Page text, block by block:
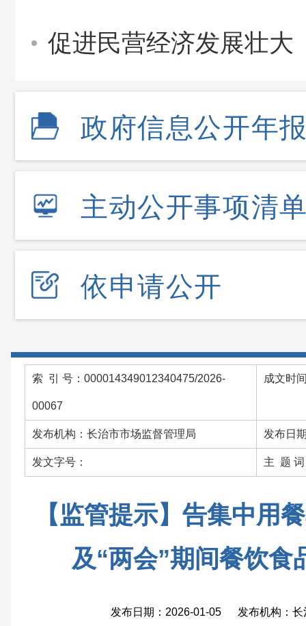
促进民营经济发展壮大
政府信息公开年
主动公开事项清
依申请公开
索 引 号：000014349012340475/2026-
00067
成文时
发布机构：长治市市场监督管理局 发布日
发文字号： 主 题 词
【监管提示】告集中用
及“两会”期间餐饮食
发布日期：2026-01-05 发布机构：长